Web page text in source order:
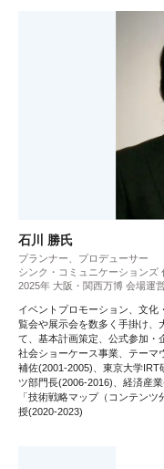
石川 勝氏
プランナー、プロデューサー
シンク・コミュニケーションズ
2025年 大阪・関西万博 会場運
イベントプロモーション、文化
覧会や展示会を数多く手掛け、
て、基本計画策定、公式参加・
社会ショーケース事業、テーマ
補佐(2001-2005)、東京大学IRT
ツ部門長(2006-2016)、経済産
「技術戦略マップ（コンテン
授(2020-2023)